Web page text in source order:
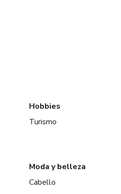
Hobbies
Turismo
Moda y belleza
Cabello